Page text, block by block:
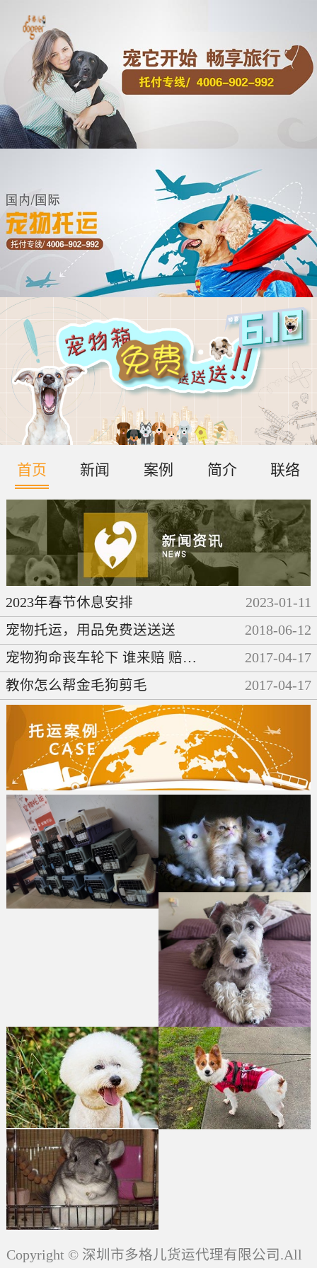
首页 新闻 案例 简介 联络
2023年春节休息安排 2023-01-11
宠物托运，用品免费送送送
2018-06-12
宠物狗命丧车轮下 谁来赔 赔多少
2017-04-17
教你怎么帮金毛狗剪毛
2017-04-17
Copyright © 深圳市多格儿货运代理有限公司.All